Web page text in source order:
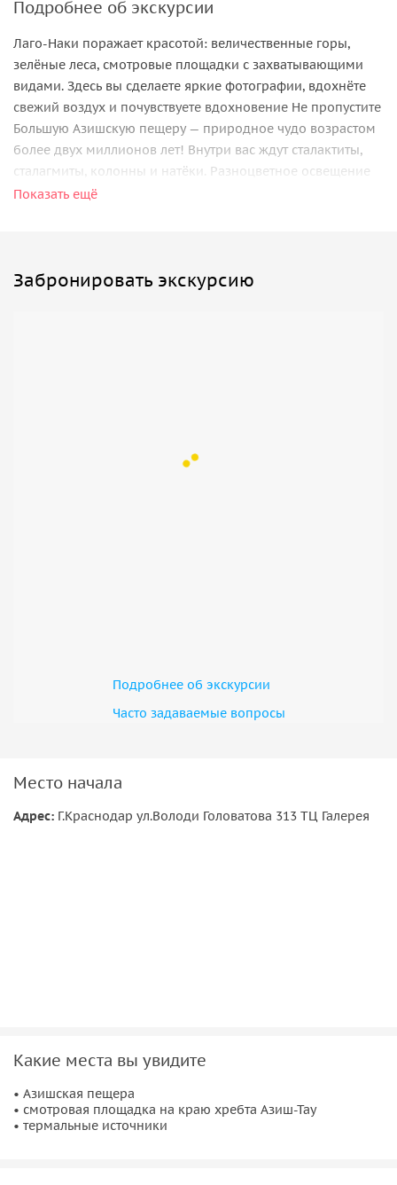
Подробнее об экскурсии
Лаго-Наки поражает красотой: величественные горы,
зелёные леса, смотровые площадки с захватывающими
видами. Здесь вы сделаете яркие фотографии, вдохнёте
свежий воздух и почувствуете вдохновение Не пропустите
Большую Азишскую пещеру — природное чудо возрастом
более двух миллионов лет! Внутри вас ждут сталактиты,
сталагмиты, колонны и натёки. Разноцветное освещение
создаёт волшебную атмосферу После экскурсии вас ждут
Показать ещё
Забронировать экскурсию
Подробнее об экскурсии
Часто задаваемые вопросы
Место начала
Адрес: Г.Краснодар ул.Володи Головатова 313 ТЦ Галерея
Какие места вы увидите
• Азишская пещера
• смотровая площадка на краю хребта Азиш-Тау
• термальные источники